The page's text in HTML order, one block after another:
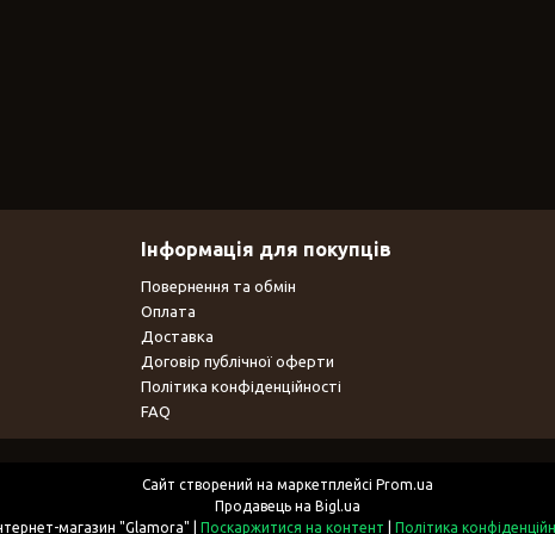
Інформація для покупців
Повернення та обмін
Оплата
Доставка
Договір публічної оферти
Політика конфіденційності
FAQ
Сайт створений на маркетплейсі Prom.ua
Продавець на Bigl.ua
Поскаржитися на контент Політика